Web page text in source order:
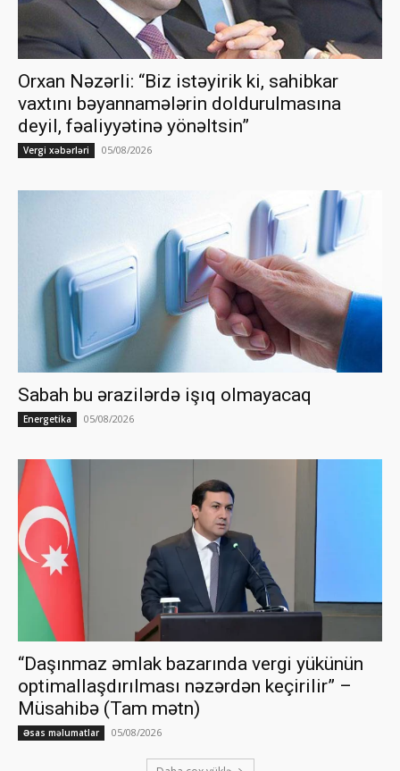
Orxan Nəzərli: “Biz istəyirik ki, sahibkar
vaxtını bəyannamələrin doldurulmasına
deyil, fəaliyyətinə yönəltsin”
Vergi xəbərləri 05/08/2026
Sabah bu ərazilərdə işıq olmayacaq
Energetika 05/08/2026
“Daşınmaz əmlak bazarında vergi yükünün
optimallaşdırılması nəzərdən keçirilir” –
Müsahibə (Tam mətn)
Əsas məlumatlar 05/08/2026